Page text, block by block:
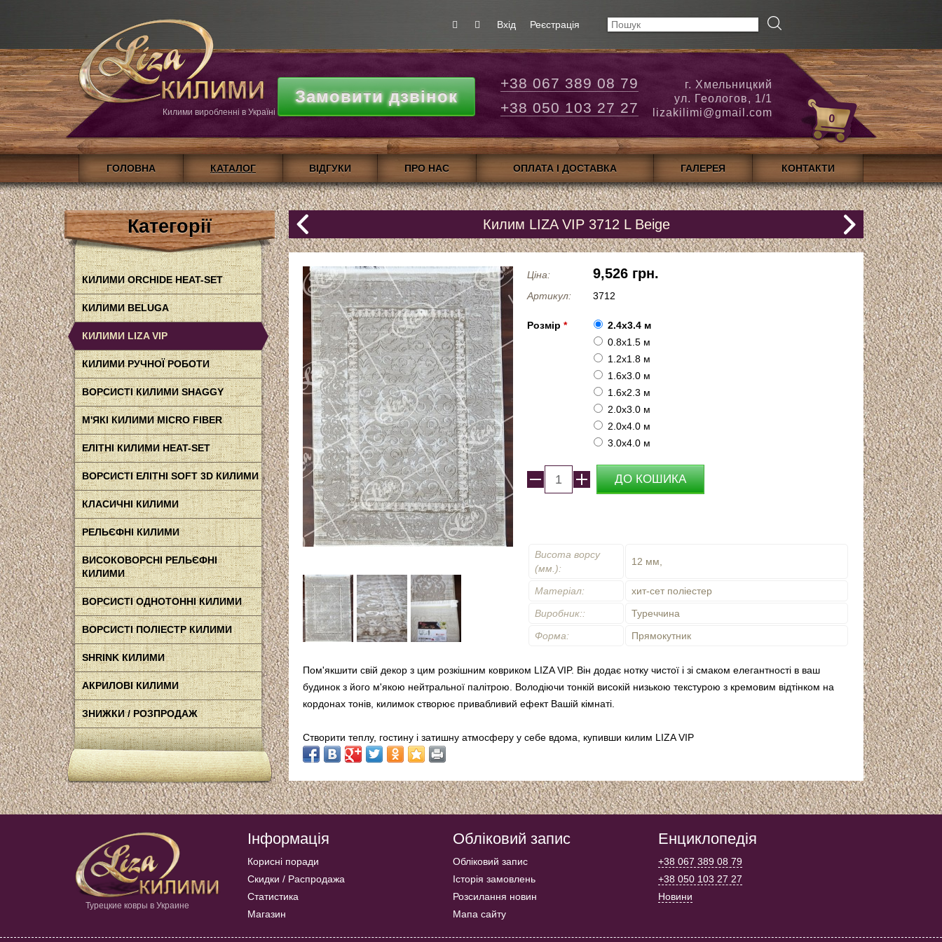
Килими виробленні в Україні
Замовити дзвінок
+38 067 389 08 79
+38 050 103 27 27
г. Хмельницкий
ул. Геологов, 1/1
lizakilimi@gmail.com
Вхід Реєстрація
0
ГОЛОВНА КАТАЛОГ ВІДГУКИ ПРО НАС ОПЛАТА І ДОСТАВКА ГАЛЕРЕЯ КОНТАКТИ
Категорії
КИЛИМИ ORCHIDE HEAT-SET
КИЛИМИ BELUGA
КИЛИМИ LIZA VIP
КИЛИМИ РУЧНОЇ РОБОТИ
ВОРСИСТІ КИЛИМИ SHAGGY
М'ЯКІ КИЛИМИ MICRO FIBER
ЕЛІТНІ КИЛИМИ HEAT-SET
ВОРСИСТІ ЕЛІТНІ SOFT 3D КИЛИМИ
КЛАСИЧНІ КИЛИМИ
РЕЛЬЄФНІ КИЛИМИ
ВИСОКОВОРСНІ РЕЛЬЄФНІ
КИЛИМИ
ВОРСИСТІ ОДНОТОННІ КИЛИМИ
ВОРСИСТІ ПОЛІЕСТР КИЛИМИ
SHRINK КИЛИМИ
АКРИЛОВІ КИЛИМИ
ЗНИЖКИ / РОЗПРОДАЖ
Килим LIZA VIP 3712 L Beige
»
Ціна: 9,526 грн.
Артикул: 3712
Розмір *
2.4х3.4 м
0.8x1.5 м
1.2х1.8 м
1.6х3.0 м
1.6x2.3 м
2.0x3.0 м
2.0x4.0 м
3.0x4.0 м
Висота ворсу
(мм.):
12 мм,
Матеріал:
хит-сет поліестер
Виробник::
Туреччина
Форма:
Прямокутник
Пом'якшити свій декор з цим розкішним ковриком LIZA VIP. Він додає нотку чистої і зі смаком елегантності в ваш
будинок з його м'якою нейтральної палітрою. Володіючи тонкій високій низькою текстурою з кремовим відтінком на
кордонах тонів, килимок створює привабливий ефект Вашій кімнаті.
Створити теплу, гостину і затишну атмосферу у себе вдома, купивши килим LIZA VIP
Турецкие ковры в Украине
Інформація
Корисні поради
Скидки / Распродажа
Статистика
Магазин
Обліковий запис
Обліковий запис
Історія замовлень
Розсилання новин
Мапа сайту
Енциклопедія
+38 067 389 08 79
+38 050 103 27 27
Новини